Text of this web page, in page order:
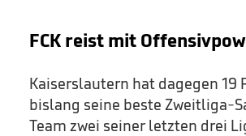
FCK reist mit
Kaiserslautern hat dagegen
bislang seine beste Zweitliga-
Team zwei seiner letzten drei